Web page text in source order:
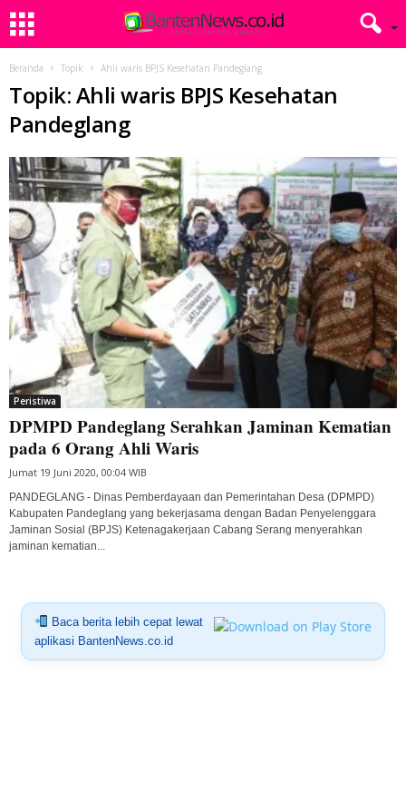
Beranda Topik Ahli waris BPJS Kesehatan Pandeglang
Topik: Ahli waris BPJS Kesehatan
Pandeglang
Peristiwa
DPMPD Pandeglang Serahkan Jaminan Kematian
pada 6 Orang Ahli Waris
Jumat 19 Juni 2020, 00:04 WIB
PANDEGLANG - Dinas Pemberdayaan dan Pemerintahan Desa (DPMPD)
Kabupaten Pandeglang yang bekerjasama dengan Badan Penyelenggara
Jaminan Sosial (BPJS) Ketenagakerjaan Cabang Serang menyerahkan
jaminan kematian...
Baca berita lebih cepat lewat
aplikasi BantenNews.co.id